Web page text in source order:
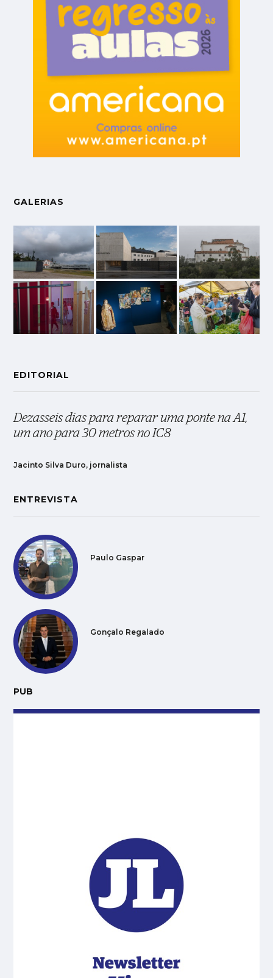
GALERIAS
EDITORIAL
Dezasseis dias para reparar uma ponte na A1,
um ano para 30 metros no IC8
Jacinto Silva Duro, jornalista
ENTREVISTA
Paulo Gaspar
Gonçalo Regalado
PUB